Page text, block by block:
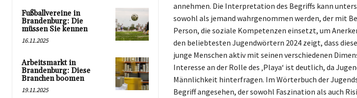
Fußballvereine in
Brandenburg: Die
müssen Sie kennen
16.11.2025
Arbeitsmarkt in
Brandenburg: Diese
Branchen boomen
19.11.2025
annehmen. Die Interpretation des Begriffs kann
sowohl als jemand wahrgenommen werden, der mit
Person, die soziale Kompetenzen einsetzt, um
den beliebtesten Jugendwörtern 2024 zeigt, dass
junge Menschen aktiv mit seinen verschiedenen
Interesse an der Rolle des ‚Playa‘ ist deutlich, da
Männlichkeit hinterfragen. Im Wörterbuch der
Begriff angesehen, der sowohl Faszination als auch